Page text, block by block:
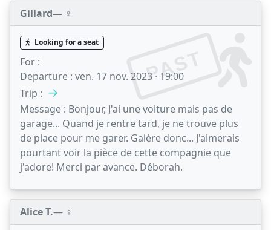
Gillard— ♀️
PAST
Looking for a seat
For :
Departure : ven. 17 nov. 2023 · 19:00
Trip : →
Message : Bonjour, J'ai une voiture mais pas de
garage... Quand je rentre tard, je ne trouve plus
de place pour me garer. Galère donc... J'aimerais
pourtant voir la pièce de cette compagnie que
j'adore! Merci par avance. Déborah.
Alice T.— ♀️